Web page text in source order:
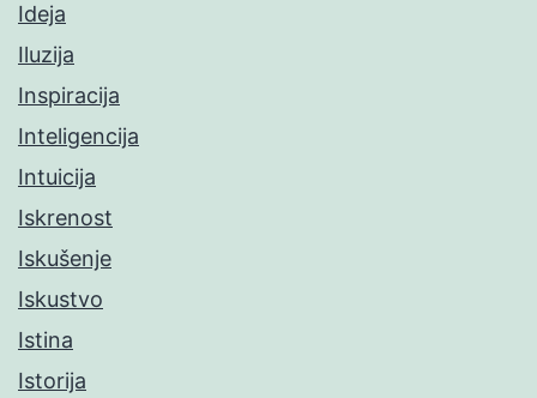
Ideja
Iluzija
Inspiracija
Inteligencija
Intuicija
Iskrenost
Iskušenje
Iskustvo
Istina
Istorija